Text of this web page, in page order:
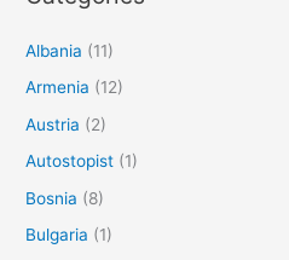
Albania (11)
Armenia (12)
Austria (2)
Autostopist (1)
Bosnia (8)
Bulgaria (1)